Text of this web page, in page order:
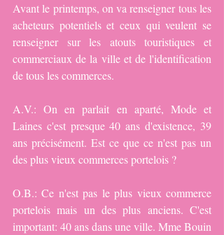
Avant le printemps, on va renseigner tous les
acheteurs potentiels et ceux qui veulent se
renseigner sur les atouts touristiques et
commerciaux de la ville et de l'identification
de tous les commerces.
A.V.: On en parlait en aparté, Mode et
Laines c'est presque 40 ans d'existence, 39
ans précisément. Est ce que ce n'est pas un
des plus vieux commerces portelois ?
O.B.: Ce n'est pas le plus vieux commerce
portelois mais un des plus anciens. C'est
important: 40 ans dans une ville. Mme Bouin